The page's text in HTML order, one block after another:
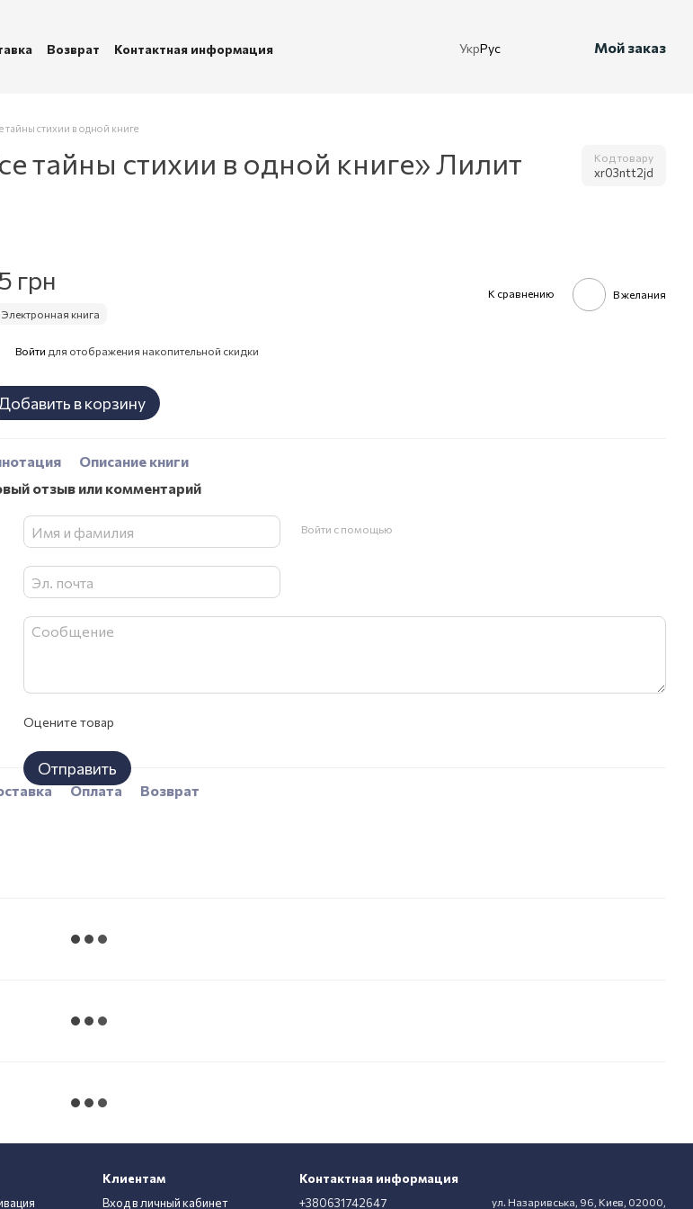
Возврат
Контактная информация
УкрРус Мой заказ
тайны стихии в одной книге
тайны стихии в одной книге» Лилит
Код товару
xr03ntt2jd
грн
Электронная книга
К сравнению В желания
Войти для отображения накопительной скидки
в корзину
Описание книги
отзыв или комментарий
Войти с помощью
Оцените товар
Отправить
Оплата Возврат
Клиентам
Вход в личный кабинет
Контактная информация
+380631742647 ул. Назаривська, 96, Киев, 02000,